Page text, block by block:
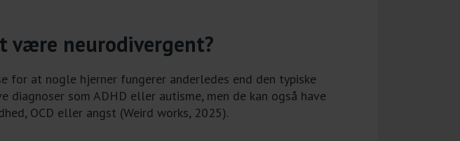
være neurodivergent?
for at nogle hjerner fungerer anderledes end den typiske
diagnoser som ADHD eller autisme, men de kan også have
OCD eller angst (Weird works, 2025).